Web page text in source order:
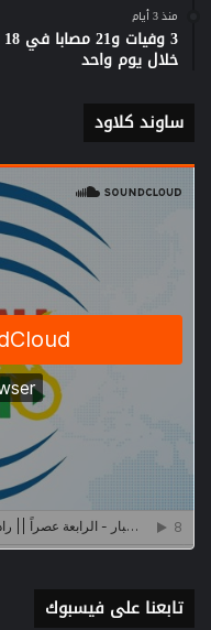
منذ 3 أيام
خلال يوم واحد
ساوند كلاود
تابعنا على فيسبوك